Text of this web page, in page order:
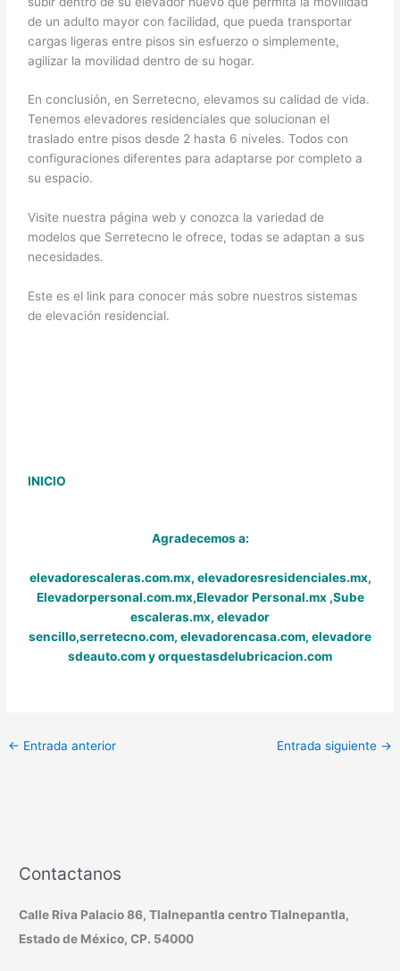
de un adulto mayor con facilidad, que pueda transportar
cargas ligeras entre pisos sin esfuerzo o simplemente,
agilizar la movilidad dentro de su hogar.
En conclusión, en Serretecno, elevamos su calidad de vida.
Tenemos elevadores residenciales que solucionan el
traslado entre pisos desde 2 hasta 6 niveles. Todos con
configuraciones diferentes para adaptarse por completo a
su espacio.
Visite nuestra página web y conozca la variedad de
modelos que Serretecno le ofrece, todas se adaptan a sus
necesidades.
Este es el link para conocer más sobre nuestros sistemas
de elevación residencial.
INICIO
Agradecemos a:
elevadorescaleras.com.mx, elevadoresresidenciales.mx,
Elevadorpersonal.com.mx,Elevador Personal.mx ,Sube
escaleras.mx, elevador
sencillo,serretecno.com, elevadorencasa.com, elevadore
sdeauto.comyorquestasdelubricacion.com
← Entrada anterior Entrada siguiente →
Contactanos
Calle Riva Palacio 86, Tlalnepantla centro Tlalnepantla,
Estado de México, CP. 54000